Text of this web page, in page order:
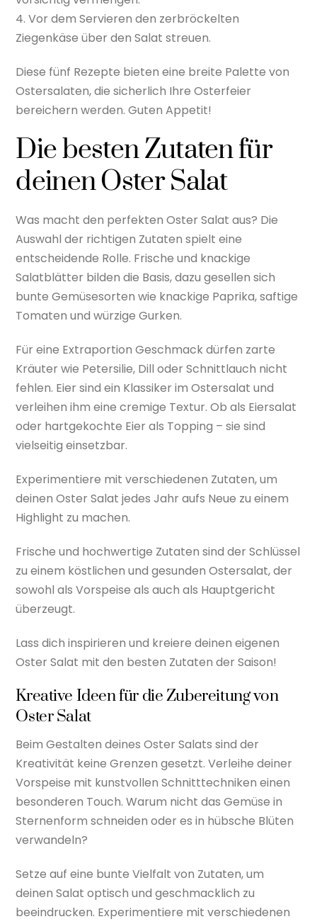
4. Vor dem Servieren den zerbröckelten
Ziegenkäse über den Salat streuen.
Diese fünf Rezepte bieten eine breite Palette von
Ostersalaten, die sicherlich Ihre Osterfeier
bereichern werden. Guten Appetit!
Die besten Zutaten für
deinen Oster Salat
Was macht den perfekten Oster Salat aus? Die
Auswahl der richtigen Zutaten spielt eine
entscheidende Rolle. Frische und knackige
Salatblätter bilden die Basis, dazu gesellen sich
bunte Gemüsesorten wie knackige Paprika, saftige
Tomaten und würzige Gurken.
Für eine Extraportion Geschmack dürfen zarte
Kräuter wie Petersilie, Dill oder Schnittlauch nicht
fehlen. Eier sind ein Klassiker im Ostersalat und
verleihen ihm eine cremige Textur. Ob als Eiersalat
oder hartgekochte Eier als Topping – sie sind
vielseitig einsetzbar.
Experimentiere mit verschiedenen Zutaten, um
deinen Oster Salat jedes Jahr aufs Neue zu einem
Highlight zu machen.
Frische und hochwertige Zutaten sind der Schlüssel
zu einem köstlichen und gesunden Ostersalat, der
sowohl als Vorspeise als auch als Hauptgericht
überzeugt.
Lass dich inspirieren und kreiere deinen eigenen
Oster Salat mit den besten Zutaten der Saison!
Kreative Ideen für die Zubereitung von
Oster Salat
Beim Gestalten deines Oster Salats sind der
Kreativität keine Grenzen gesetzt. Verleihe deiner
Vorspeise mit kunstvollen Schnitttechniken einen
besonderen Touch. Warum nicht das Gemüse in
Sternenform schneiden oder es in hübsche Blüten
verwandeln?
Setze auf eine bunte Vielfalt von Zutaten, um
deinen Salat optisch und geschmacklich zu
beeindrucken. Experimentiere mit verschiedenen